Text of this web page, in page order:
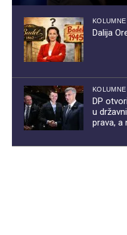
KOLUMNE
Dalija
KOLUMNE
DP
u
prava, a